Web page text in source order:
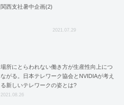
関西支社暑中企画(2)
2021.07.29
場所にとらわれない働き方が生産性向上につ
ながる。日本テレワーク協会とNVIDIAが考え
る新しいテレワークの姿とは?
2021.08.26